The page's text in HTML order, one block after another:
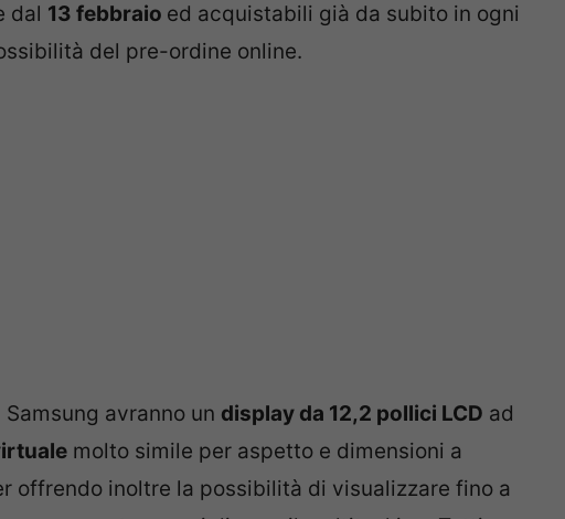
dal 13 febbraio ed acquistabili già da subito in ogni
del pre-ordine online.
avranno un display da 12,2 pollici LCD ad
molto simile per aspetto e dimensioni a
offrendo inoltre la possibilità di visualizzare fino a